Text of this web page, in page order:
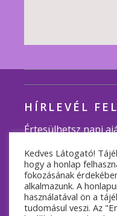
HÍRLEVÉL
Értesülhetsz napi
Kedves Látogató!
hogy a honlap
fokozásának
alkalmazunk. A
használatával ön a
tudomásul veszi. Az